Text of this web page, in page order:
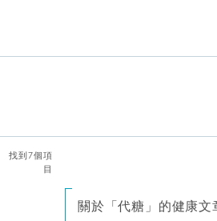
找到7個項
目
關於「代糖」的健康